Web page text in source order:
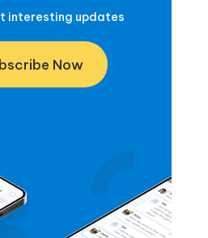
interesting updates
Now